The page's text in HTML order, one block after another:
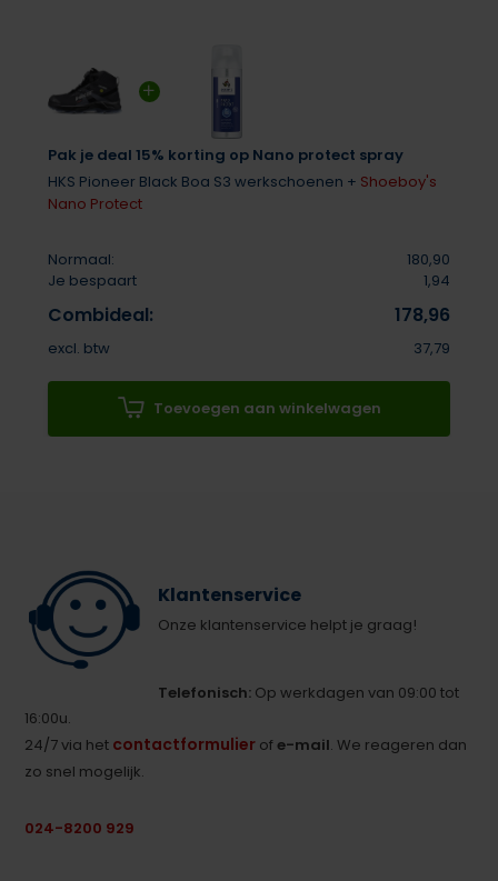
Pak je deal 15% korting op Nano protect spray
HKS Pioneer Black Boa S3 werkschoenen + Shoeboy's
Nano Protect
Normaal:
180,90
Je bespaart
1,94
Combideal: 178,96
excl. btw 37,79
Toevoegen aan winkelwagen
Klantenservice
Onze klantenservice helpt je graag!
Telefonisch: Op werkdagen van 09:00 tot
16:00u.
24/7 via het contactformulier ofe-mail. We reageren dan
zo snel mogelijk.
024-8200 929